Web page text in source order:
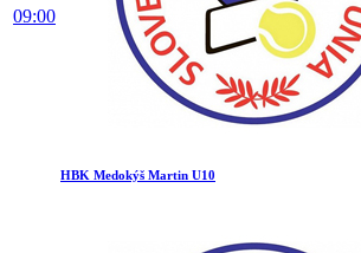
09:00
HBK Medokýš Martin U10